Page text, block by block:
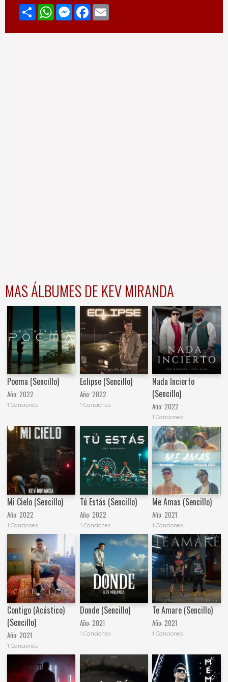
Compartir
WhatsAppMessenger
Facebook
MAS ÁLBUMES DE KEV MIRANDA
Poema (Sencillo)
Año:2022
1 Canciones
Eclipse (Sencillo)
Año: 2022
1 Canciones
Nada Incierto
(Sencillo)
Año:2022
1 Canciones
Mi Cielo (Sencillo)
Año:2022
1 Canciones
Tú Estás (Sencillo)
Año: 2022
1 Canciones
Me Amas (Sencillo)
Año:2021
1 Canciones
Contigo (Acústico)
(Sencillo)
Año:2021
1 Canciones
Donde (Sencillo)
Año: 2021
1 Canciones
Te Amare (Sencillo)
Año:2021
1 Canciones